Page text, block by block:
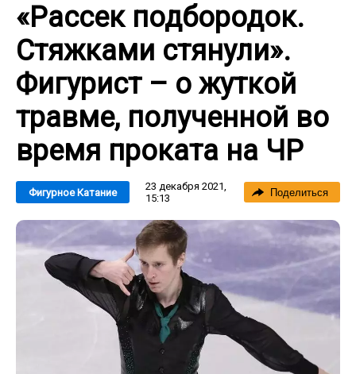
«Рассек подбородок.
Стяжками стянули».
Фигурист – о жуткой
травме, полученной во
время проката на ЧР
Фигурное Катание
23 декабря 2021,
15:13
Поделиться